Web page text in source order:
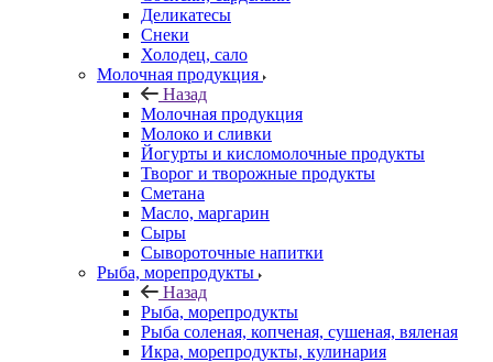
Деликатесы
Снеки
Холодец, сало
Молочная продукция
Назад
Молочная продукция
Молоко и сливки
Йогурты и кисломолочные продукты
Творог и творожные продукты
Сметана
Масло, маргарин
Сыры
Сывороточные напитки
Рыба, морепродукты
Назад
Рыба, морепродукты
Рыба соленая, копченая, сушеная, вяленая
Икра, морепродукты, кулинария